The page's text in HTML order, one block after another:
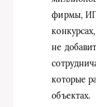
фирмы,
не
которые
объектах.